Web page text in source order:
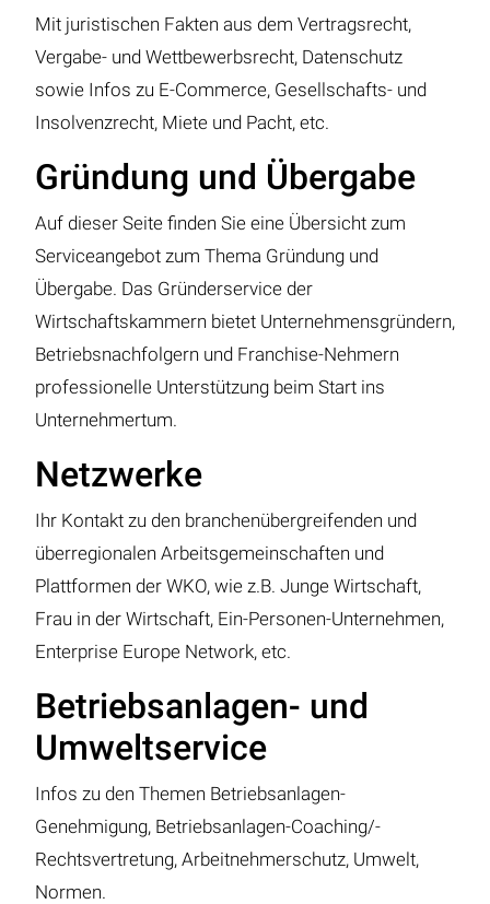
Mit juristischen Fakten aus dem Vertragsrecht,
Vergabe- und Wettbewerbsrecht, Datenschutz
sowie Infos zu E-Commerce, Gesellschafts- und
Insolvenzrecht, Miete und Pacht, etc.
Gründung und Übergabe
Auf dieser Seite finden Sie eine Übersicht zum
Serviceangebot zum Thema Gründung und
Übergabe. Das Gründerservice der
Wirtschaftskammern bietet Unternehmensgründern,
Betriebsnachfolgern und Franchise-Nehmern
professionelle Unterstützung beim Start ins
Unternehmertum.
Netzwerke
Ihr Kontakt zu den branchenübergreifenden und
überregionalen Arbeitsgemeinschaften und
Plattformen der WKO, wie z.B. Junge Wirtschaft,
Frau in der Wirtschaft, Ein-Personen-Unternehmen,
Enterprise Europe Network, etc.
Betriebsanlagen- und
Umweltservice
Infos zu den Themen Betriebsanlagen-
Genehmigung, Betriebsanlagen-Coaching/-
Rechtsvertretung, Arbeitnehmerschutz, Umwelt,
Normen.